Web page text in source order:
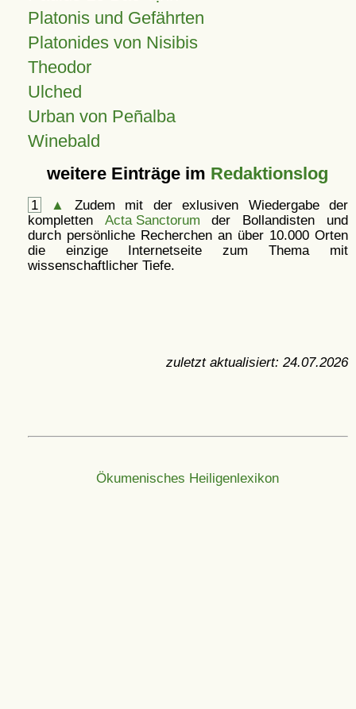
Platonis und Gefährten
Platonides von Nisibis
Theodor
Ulched
Urban von Peñalba
Winebald
weitere Einträge im Redaktionslog
1 ▲
Zudem mit der exlusiven Wiedergabe der
kompletten Acta Sanctorum der Bollandisten und
durch persönliche Recherchen an über 10.000 Orten
die einzige Internetseite zum Thema mit
wissenschaftlicher Tiefe.
zuletzt aktualisiert: 24.07.2026
Ökumenisches Heiligenlexikon